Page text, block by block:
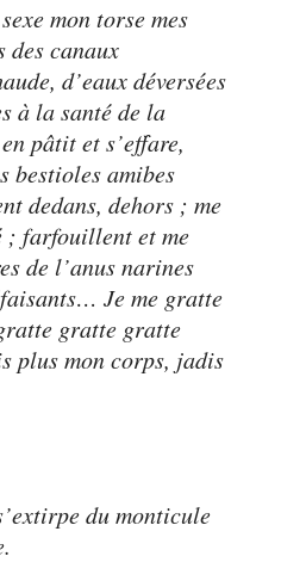
mon torse mes
des canaux
d’eaux déversées
à la santé de la
pâtit et s’effare,
bestioles amibes
dedans, dehors ; me
; farfouillent et me
de l’anus narines
Je me gratte
gratte gratte
plus mon corps, jadis
du monticule